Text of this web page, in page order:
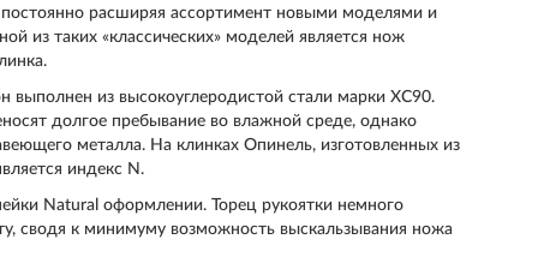
расширяя ассортимент новыми моделями и
из таких «классических» моделей является нож
из высокоуглеродистой стали марки XC90.
долгое пребывание во влажной среде, однако
металла. На клинках Опинель, изготовленных из
индекс N.
Natural оформлении. Торец рукоятки немного
сводя к минимуму возможность выскальзывания ножа